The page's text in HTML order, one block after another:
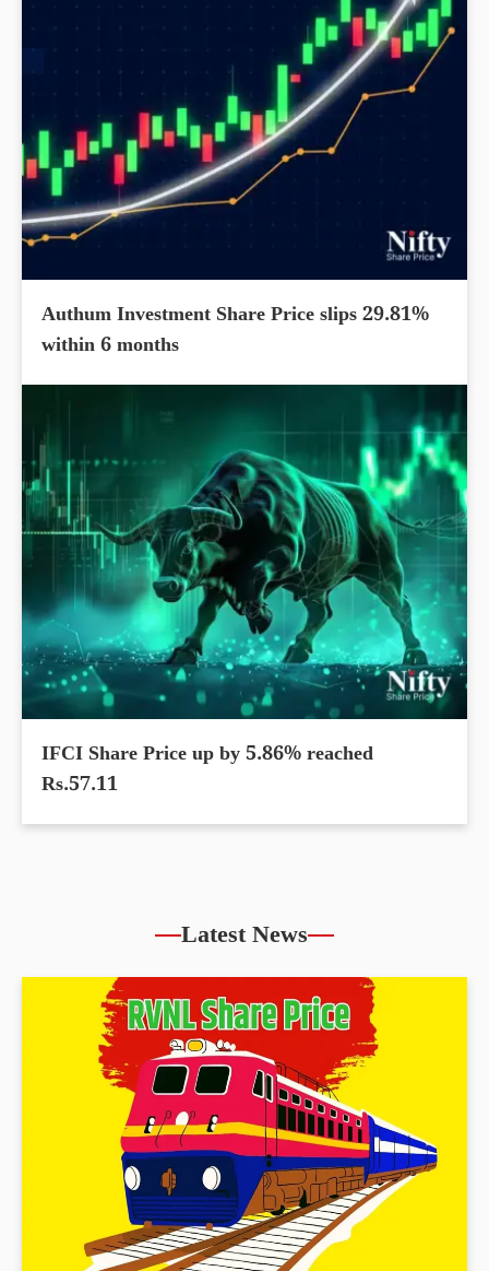
Authum Investment Share Price slips 29.81%
within 6 months
IFCI Share Price up by 5.86% reached
Rs.57.11
Latest News